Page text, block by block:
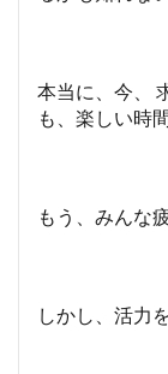
本当に、今、
も、楽しい時
もう、みんな
しかし、活力